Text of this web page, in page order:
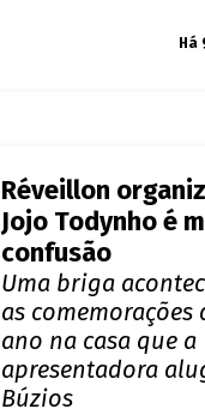
Há
Réveillon
Jojo Todynho é
confusão
Uma briga
as comemorações
ano na casa que a
apresentadora
Búzios